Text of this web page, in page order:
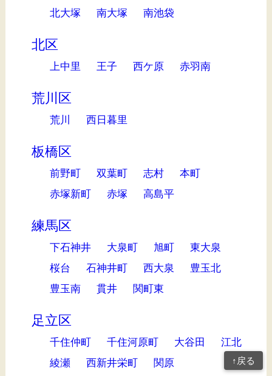
北大塚 南大塚 南池袋
北区
上中里 王子 西ケ原 赤羽南
荒川区
荒川 西日暮里
板橋区
前野町 双葉町 志村
本町
赤塚新町
赤塚 高島平
練馬区
下石神井 大泉町 旭町
東大泉
桜台
石神井町 西大泉
豊玉北
豊玉南
貫井 関町東
足立区
千住仲町 千住河原町 大谷田
江北
綾瀬
西新井栄町 関原 ↑戻る